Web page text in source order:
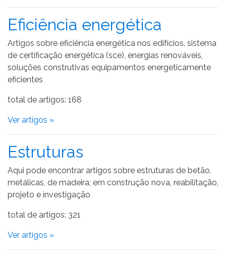
Eficiência energética
Artigos sobre eficiência energética nos edifícios, sistema
de certificação energética (sce), energias renováveis,
soluções construtivas equipamentos energeticamente
eficientes
total de artigos: 168
Ver artigos »
Estruturas
Aqui pode encontrar artigos sobre estruturas de betão,
metálicas, de madeira; em construção nova, reabilitação,
projeto e investigação
total de artigos: 321
Ver artigos »